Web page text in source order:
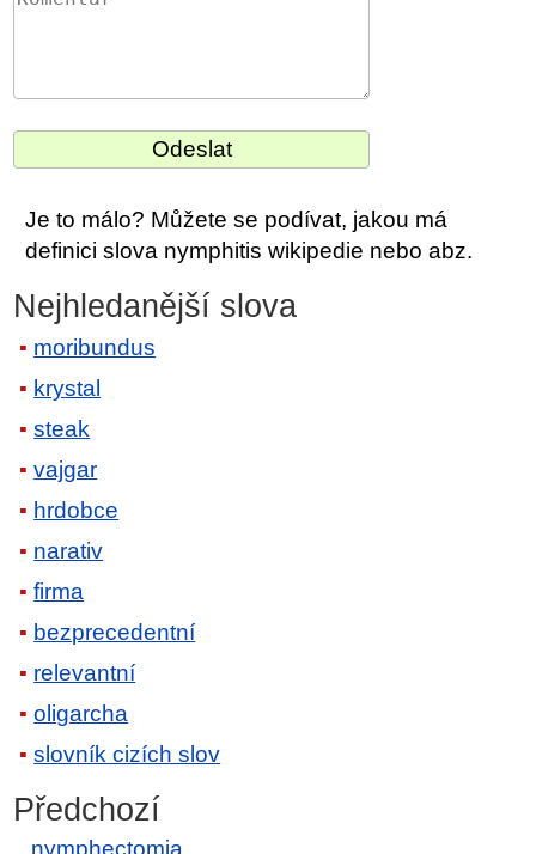
Je to málo? Můžete se podívat, jakou má
definici slova nymphitis wikipedie nebo abz.
Nejhledanější slova
moribundus
krystal
steak
vajgar
hrdobce
narativ
firma
bezprecedentní
relevantní
oligarcha
slovník cizích slov
Předchozí